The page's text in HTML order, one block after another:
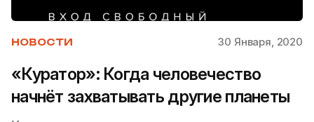
НОВОСТИ 30 Января, 2020
«Куратор»: Когда человечество
начнёт захватывать другие планеты